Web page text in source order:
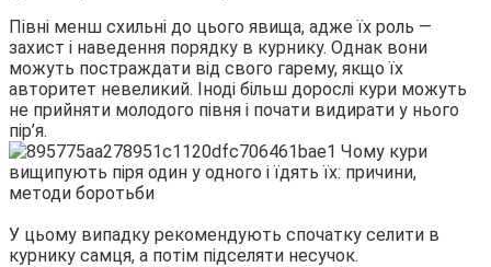
Півні менш схильні до цього явища, адже їх роль —
захист і наведення порядку в курнику. Однак вони
можуть постраждати від свого гарему, якщо їх
авторитет невеликий. Іноді більш дорослі кури можуть
не прийняти молодого півня і почати видирати у нього
пір’я.
У цьому випадку рекомендують спочатку селити в
курнику самця, а потім підселяти несучок.